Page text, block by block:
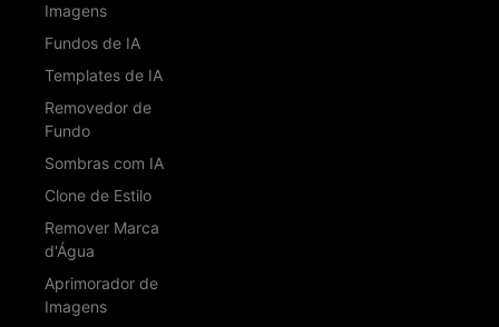
Imagens
Fundos de IA
Templates de IA
Removedor de
Fundo
Sombras com IA
Clone de Estilo
Remover Marca
d'Água
Aprimorador de
Imagens